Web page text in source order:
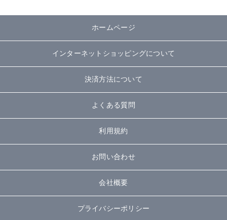
ホームページ
インターネットショッピングについて
決済方法について
よくある質問
利用規約
お問い合わせ
会社概要
プライバシーポリシー